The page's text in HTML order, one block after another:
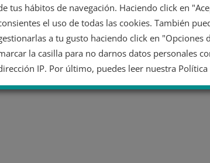
tus hábitos de navegación. Haciendo click en
el uso de todas las cookies. También
a tu gusto haciendo click en "Opciones
la casilla para no darnos datos personales
IP. Por último, puedes leer nuestra Política